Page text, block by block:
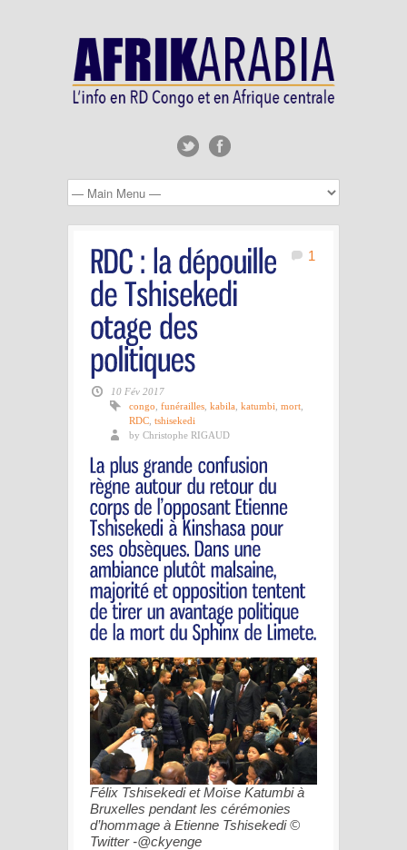
1
10 Fév 2017
congo funérailles kabila katumbi mort
RDC tshisekedi
by Christophe RIGAUD
Félix Tshisekedi et Moïse Katumbi à
Bruxelles pendant les cérémonies
d’hommage à Etienne Tshisekedi ©
Twitter -@ckyenge